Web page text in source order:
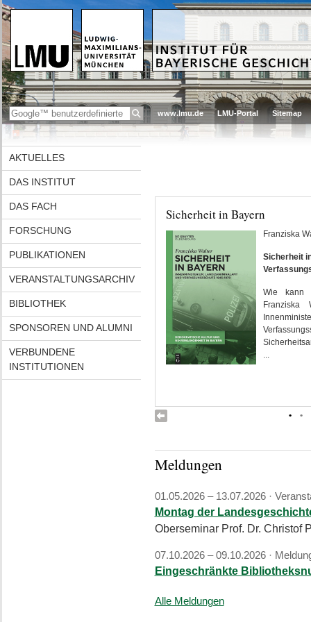
www.lmu.de LMU-Portal Sitemap
AKTUELLES
DAS INSTITUT
DAS FACH
FORSCHUNG
PUBLIKATIONEN
VERANSTALTUNGSARCHIV
BIBLIOTHEK
SPONSOREN UND ALUMNI
VERBUNDENE
INSTITUTIONEN
Sicherheit in Bayern
Franziska
Sicherheit
Wie kann
Franziska
...
• •
Meldungen
01.05.2026 – 13.07.2026 ·
Montag der
Oberseminar Prof. Dr. Christof
07.10.2026 – 09.10.2026 ·
Eingeschränkte
Alle Meldungen